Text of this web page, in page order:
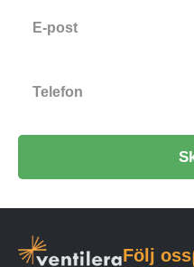
Följ oss